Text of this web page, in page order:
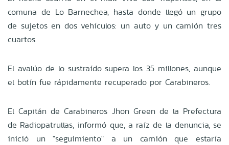
comuna de Lo Barnechea, hasta donde llegó un grupo
de sujetos en dos vehículos: un auto y un camión tres
cuartos.
El avalúo de lo sustraído supera los 35 millones, aunque
el botín fue rápidamente recuperado por Carabineros.
El Capitán de Carabineros Jhon Green de la Prefectura
de Radiopatrullas, informó que, a raíz de la denuncia, se
inició un "seguimiento" a un camión que estaría